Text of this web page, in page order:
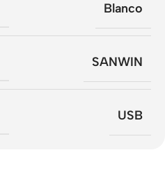
Blanco
SANWIN
USB